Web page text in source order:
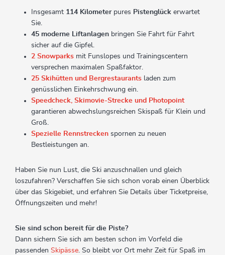
Insgesamt 114 Kilometerpures Pistenglück erwartet
Sie.
45 moderne Liftanlagen bringen Sie Fahrt für Fahrt
sicher auf die Gipfel.
2 Snowparks mit Funslopes und Trainingscentern
versprechen maximalen Spaßfaktor.
25 Skihütten und Bergrestaurants laden zum
genüsslichen Einkehrschwung ein.
Speedcheck, Skimovie-Strecke und Photopoint
garantieren abwechslungsreichen Skispaß für Klein und
Groß.
Spezielle Rennstrecken spornen zu neuen
Bestleistungen an.
Haben Sie nun Lust, die Ski anzuschnallen und gleich
loszufahren? Verschaffen Sie sich schon vorab einen Überblick
über das Skigebiet, und erfahren Sie Details über Ticketpreise,
Öffnungszeiten und mehr!
Sie sind schon bereit für die Piste?
Dann sichern Sie sich am besten schon im Vorfeld die
passenden Skipässe. So bleibt vor Ort mehr Zeit für Spaß im